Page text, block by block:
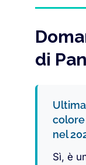
di
colore
nel
Sì, è